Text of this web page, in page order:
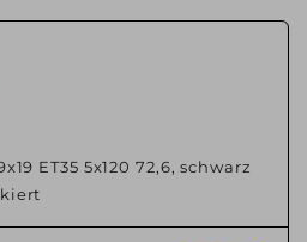
ET35 5x120 72,6, schwarz